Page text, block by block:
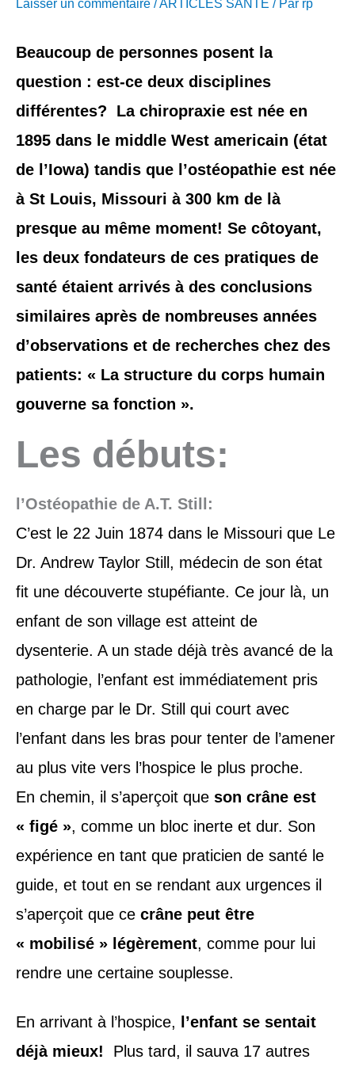
Laisser un commentaire /ARTICLES SANTÉ / Par rp
Beaucoup de personnes posent la
question : est-ce deux disciplines
différentes? La chiropraxie est née en
1895 dans le middle West americain (état
de l’Iowa) tandis que l’ostéopathie est née
à St Louis, Missouri à 300 km de là
presque au même moment! Se côtoyant,
les deux fondateurs de ces pratiques de
santé étaient arrivés à des conclusions
similaires après de nombreuses années
d’observations et de recherches chez des
patients: « La structure du corps humain
gouverne sa fonction ».
Les débuts:
l’Ostéopathie de A.T. Still:
C’est le 22 Juin 1874 dans le Missouri que Le
Dr. Andrew Taylor Still, médecin de son état
fit une découverte stupéfiante. Ce jour là, un
enfant de son village est atteint de
dysenterie. A un stade déjà très avancé de la
pathologie, l’enfant est immédiatement pris
en charge par le Dr. Still qui court avec
l’enfant dans les bras pour tenter de l’amener
au plus vite vers l’hospice le plus proche.
En chemin, il s’aperçoit que son crâne est
« figé », comme un bloc inerte et dur. Son
expérience en tant que praticien de santé le
guide, et tout en se rendant aux urgences il
s’aperçoit que ce crâne peut être
« mobilisé » légèrement, comme pour lui
rendre une certaine souplesse.
En arrivant à l’hospice,
l’enfant se sentait
déjà mieux! Plus tard, il sauva 17 autres